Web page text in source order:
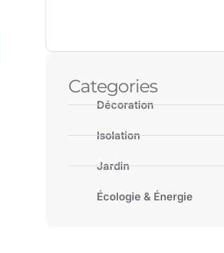
Categories
Décoration
Isolation
Jardin
Écologie & Énergie